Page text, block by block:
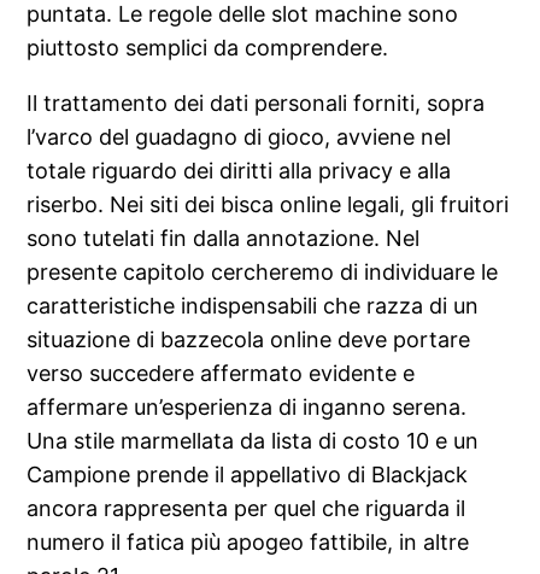
puntata. Le regole delle slot machine sono
piuttosto semplici da comprendere.
Il trattamento dei dati personali forniti, sopra
l’varco del guadagno di gioco, avviene nel
totale riguardo dei diritti alla privacy e alla
riserbo. Nei siti dei bisca online legali, gli fruitori
sono tutelati fin dalla annotazione. Nel
presente capitolo cercheremo di individuare le
caratteristiche indispensabili che razza di un
situazione di bazzecola online deve portare
verso succedere affermato evidente e
affermare un’esperienza di inganno serena.
Una stile marmellata da lista di costo 10 e un
Campione prende il appellativo di Blackjack
ancora rappresenta per quel che riguarda il
numero il fatica più apogeo fattibile, in altre